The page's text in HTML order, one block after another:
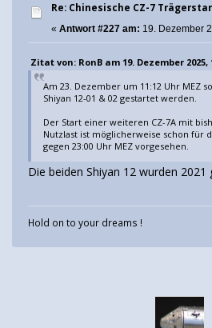
Re: Chinesische CZ-7
« Antwort #227 am: 19. Dezember
Zitat von: RonB am 19. Dezember 2025,
Am 23. Dezember um 11:12 Uhr MEZ
Shiyan 12-01 & 02 gestartet werden.
Der Start einer weiteren CZ-7A mit
Nutzlast ist möglicherweise schon für
gegen 23:00 Uhr MEZ vorgesehen.
Die beiden Shiyan 12 wurden 2021
Hold on to your dreams !